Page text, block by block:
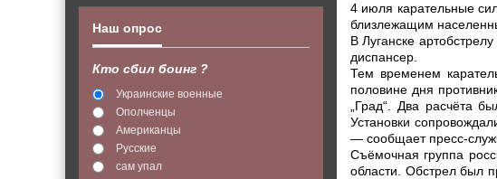
4 июля карательные
близлежащим
В Луганске
диспансер.
Тем временем
половине дня
„Град“. Два расчёта
Установки
— сообщает пресс-
Съёмочная группа
области. Обстрел был
Наш опрос
Кто сбил боинг ?
Украинские военные
Ополченцы
Американцы
Русские
сам упал